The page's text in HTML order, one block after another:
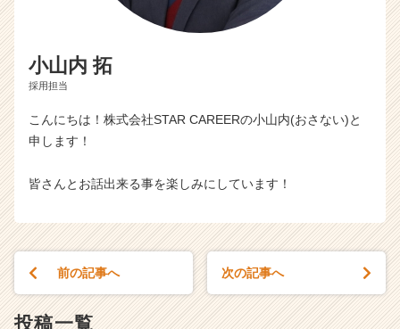
小山内 拓
採用担当
こんにちは！株式会社STAR CAREERの小山内(おさない)と
申します！
皆さんとお話出来る事を楽しみにしています！
前の記事へ 次の記事へ
投稿一覧